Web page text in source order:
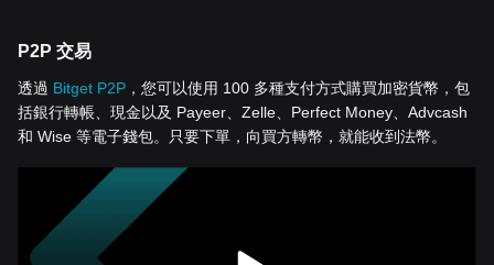
P2P 交易
透過 Bitget P2P ，您可以使用 100 多種支付方式購買加密貨幣，包
括銀行轉帳、現金以及 Payeer、Zelle、Perfect Money、Advcash
和 Wise 等電子錢包。只要下單，向買方轉幣，就能收到法幣。